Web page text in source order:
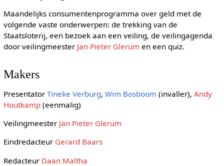
Maandelijks consumentenprogramma over geld met de
volgende vaste onderwerpen: de trekking van de
Staatsloterij, een bezoek aan een veiling, de veilingagenda
door veilingmeester Jan Pieter Glerum en een quiz.
Makers
Presentator Tineke Verburg, Wim Bosboom (invaller), Andy
Houtkamp(eenmalig)
Veilingmeester Jan Pieter Glerum
Eindredacteur Gerard Baars
Redacteur Daan Maltha